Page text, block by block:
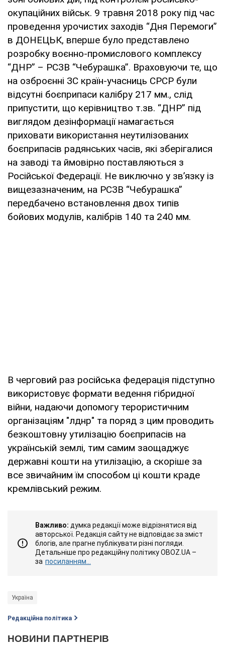
окупаційних військ. 9 травня 2018 року під час
проведення урочистих заходів “Дня Перемоги”
в ДОНЕЦЬК, вперше було представлено
розробку воєнно-промислового комплексу
“ДНР” – РСЗВ “Чебурашка”. Враховуючи те, що
на озброєнні ЗС країн-учасниць СРСР були
відсутні боєприпаси калібру 217 мм., слід
припустити, що керівництво т.зв. “ДНР” під
виглядом дезінформації намагається
приховати використання неутилізованих
боєприпасів радянських часів, які зберігалися
на заводі та ймовірно поставляються з
Російської Федерації. Не виключно у зв’язку із
вищезазначеним, на РСЗВ “Чебурашка”
передбачено встановлення двох типів
бойових модулів, калібрів 140 та 240 мм.
В черговий раз російська федерація підступно
використовує формати ведення гібридної
війни, надаючи допомогу терористичним
організаціям "лднр" та поряд з цим проводить
безкоштовну утилізацію боєприпасів на
українській землі, тим самим заощаджує
державні кошти на утилізацію, а скоріше за
все звичайним їм способом ці кошти краде
кремлівський режим.
Важливо: думка редакції може відрізнятися від
авторської. Редакція сайту не відповідає за зміст
блогів, але прагне публікувати різні погляди.
Детальніше про редакційну політику OBOZ.UA –
за посиланням...
Україна
Редакційна політика